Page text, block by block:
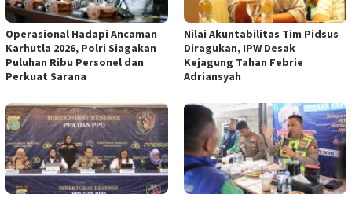
Operasional Hadapi Ancaman
Karhutla 2026, Polri Siagakan
Puluhan Ribu Personel dan
Perkuat Sarana
Nilai Akuntabilitas Tim Pidsus
Diragukan, IPW Desak
Kejagung Tahan Febrie
Adriansyah